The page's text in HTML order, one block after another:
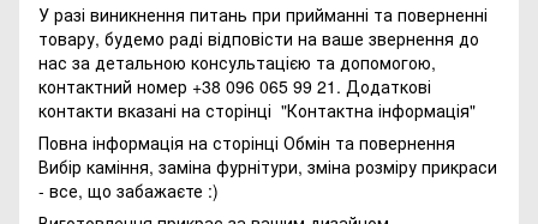
У разі виникнення питань при прийманні та поверненні
товару, будемо раді відповісти на ваше звернення до
нас за детальною консультацією та допомогою,
контактний номер +38 096 065 99 21. Додаткові
контакти вказані на сторінці "Контактна інформація"
Повна інформація на сторінці Обмін та повернення
Вибір каміння, заміна фурнітури, зміна розміру прикраси
- все, що забажаєте :)